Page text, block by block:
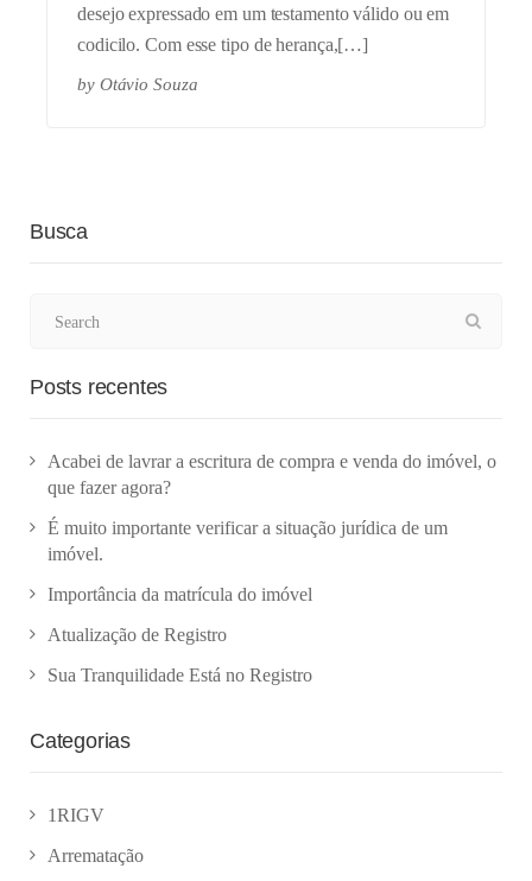
desejo expressado em um testamento válido ou em
codicilo. Com esse tipo de herança,[…]
by Otávio Souza
Busca
Posts recentes
Acabei de lavrar a escritura de compra e venda do imóvel, o
que fazer agora?
É muito importante verificar a situação jurídica de um
imóvel.
Importância da matrícula do imóvel
Atualização de Registro
Sua Tranquilidade Está no Registro
Categorias
1RIGV
Arrematação